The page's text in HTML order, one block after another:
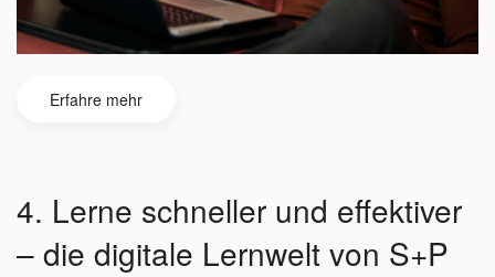
Erfahre mehr
4. Lerne schneller und effektiver
– die digitale Lernwelt von S+P